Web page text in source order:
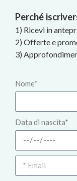
Perché
1) Ricevi in
2) Offerte e
3)
Nome*
Data di nascita*